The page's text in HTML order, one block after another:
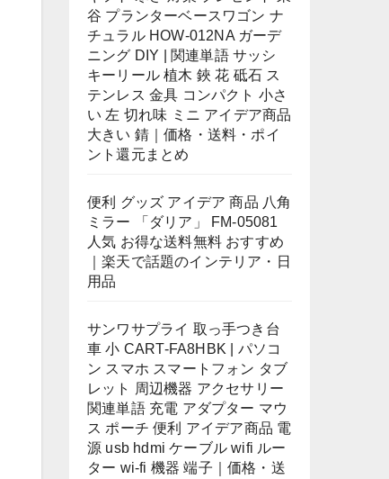
谷 プランターベースワゴン ナ
チュラル HOW-012NA ガーデ
ニング DIY | 関連単語 サッシ
キーリール 植木 鋏 花 砥石 ス
テンレス 金具 コンパクト 小さ
い 左 切れ味 ミニ アイデア商品
大きい 錆｜価格・送料・ポイ
ント還元まとめ
便利 グッズ アイデア 商品 八角
ミラー 「ダリア」 FM-05081
人気 お得な送料無料 おすすめ
｜楽天で話題のインテリア・日
用品
サンワサプライ 取っ手つき台
車 小 CART-FA8HBK | パソコ
ン スマホ スマートフォン タブ
レット 周辺機器 アクセサリー
関連単語 充電 アダプター マウ
ス ポーチ 便利 アイデア商品 電
源 usb hdmi ケーブル wifi ルー
ター wi-fi 機器 端子｜価格・送